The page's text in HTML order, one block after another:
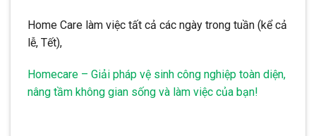
Home Care làm việc tất cả các ngày trong tuần (kể cả
lễ, Tết),
Homecare – Giải pháp vệ sinh công nghiệp toàn diện,
nâng tầm không gian sống và làm việc của bạn!